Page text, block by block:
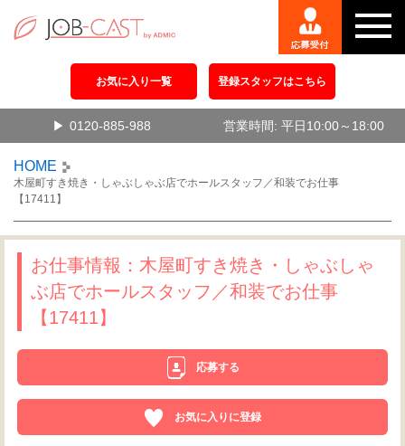
お気に入り一覧 登録スタッフはこちら
0120-885-988 営業時間: 平日10:00～18:00
HOME
木屋町すき焼き・しゃぶしゃぶ店でホールスタッフ／和装でお仕事
【17411】
お仕事情報：木屋町すき焼き・しゃぶしゃ
ぶ店でホールスタッフ／和装でお仕事
【17411】
応募する
お気に入りに登録